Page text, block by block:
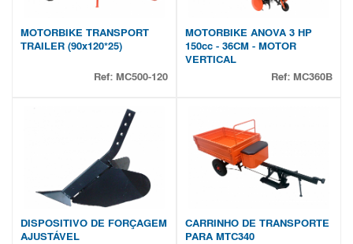
MOTORBIKE TRANSPORT
TRAILER (90x120*25)
Ref: MC500-120
MOTORBIKE ANOVA 3 HP
150cc - 36CM - MOTOR
VERTICAL
Ref: MC360B
DISPOSITIVO DE FORÇAGEM
AJUSTÁVEL
CARRINHO DE TRANSPORTE
PARA MTC340